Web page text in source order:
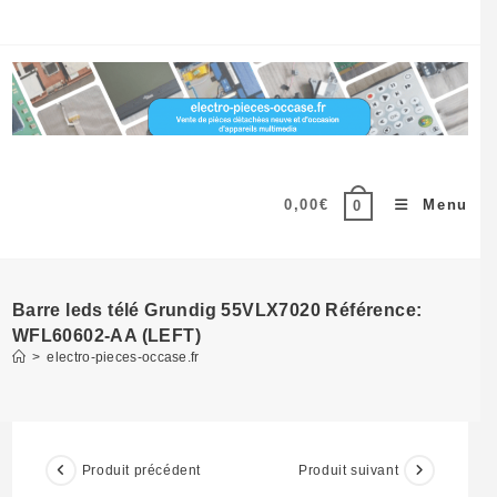
content
0,00€ 0 Menu
Barre leds télé Grundig 55VLX7020 Référence:
WFL60602-AA (LEFT)
> electro-pieces-occase.fr
Produit précédent Produit suivant